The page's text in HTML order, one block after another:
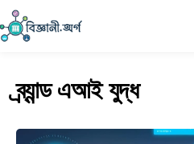
ব্র্যান্ড এআই যুদ্ধ